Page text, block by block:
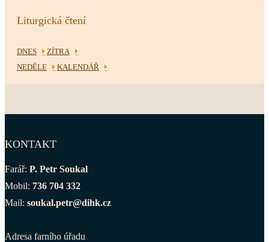
Liturgická čtení
DNES
ZÍTRA
NEDĚLE
KALENDÁŘ
KONTAKT
Farář: P. Petr Soukal
Mobil: 736 704 332
Mail: soukal.petr@dihk.cz
Adresa farního úřadu